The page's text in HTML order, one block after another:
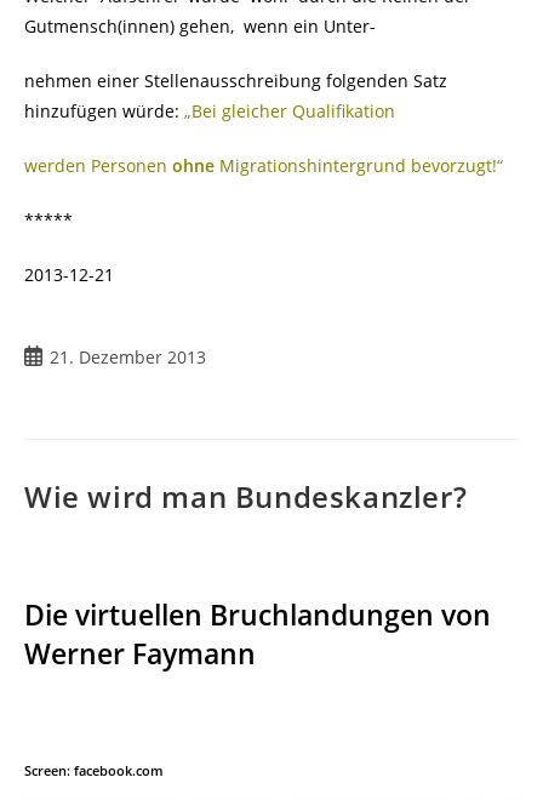
Gutmensch(innen) gehen, wenn ein Unter-
nehmen einer Stellenausschreibung folgenden Satz
hinzufügen würde: „Bei gleicher Qualifikation
werden Personen ohne Migrationshintergrund bevorzugt!“
*****
2013-12-21
Beitrag21. Dezember 2013
Wie wird man Bundeskanzler?
Die virtuellen Bruchlandungen von
Werner Faymann
Screen: facebook.com